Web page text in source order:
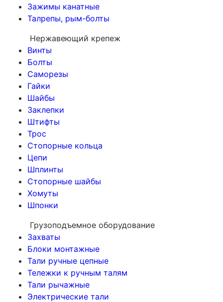
Зажимы канатные
Талрепы, рым-болты
Нержавеющий крепеж
Винты
Болты
Саморезы
Гайки
Шайбы
Заклепки
Штифты
Трос
Стопорные кольца
Цепи
Шплинты
Стопорные шайбы
Хомуты
Шпонки
Грузоподъемное оборудование
Захваты
Блоки монтажные
Тали ручные цепные
Тележки к ручным талям
Тали рычажные
Электрические тали